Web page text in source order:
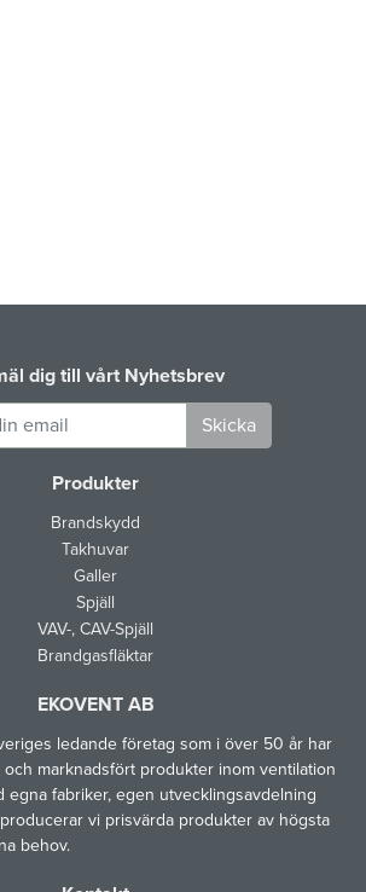
dig till vårt Nyhetsbrev
Skicka
Produkter
Brandskydd
Takhuvar
Galler
Spjäll
VAV-, CAV-Spjäll
Brandgasfläktar
EKOVENT AB
ledande företag som i över 50 år har
marknadsfört produkter inom ventilation
egna fabriker, egen utvecklingsavdelning
vi prisvärda produkter av högsta
behov.